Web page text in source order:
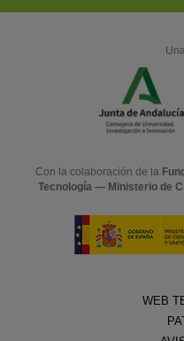
Con la colaboración de la
Tecnología — Ministerio de
WEB